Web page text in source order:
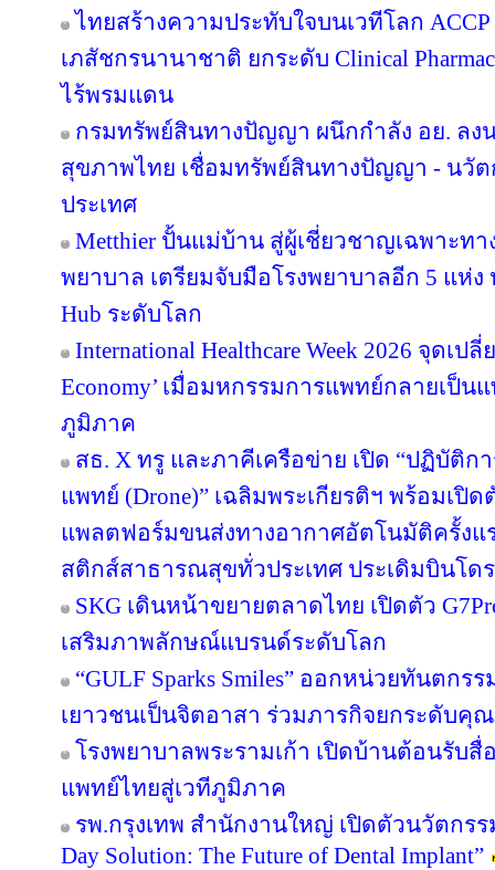
ไทยสร้างความประทับใจบนเวทีโลก ACCP
เภสัชกรนานาชาติ ยกระดับ Clinical
ไร้พรมแดน
กรมทรัพย์สินทางปัญญา ผนึกกำลัง อย. ล
สุขภาพไทย เชื่อมทรัพย์สินทางปัญญา - นวัต
ประเทศ
Metthier ปั้นแม่บ้าน สู่ผู้เชี่ยวชาญเฉพาะทา
พยาบาล เตรียมจับมือโรงพยาบาลอีก 5 แห่ง
Hub ระดับโลก
International Healthcare Week 2026 จุดเป
Economy’ เมื่อมหกรรมการแพทย์กลายเป็
ภูมิภาค
สธ. X ทรู และภาคีเครือข่าย เปิด “ปฏิบัติ
แพทย์ (Drone)” เฉลิมพระเกียรติฯ พร้อมเปิ
แพลตฟอร์มขนส่งทางอากาศอัตโนมัติครั้งแ
สติกส์สาธารณสุขทั่วประเทศ ประเดิมบินโ
SKG เดินหน้าขยายตลาดไทย เปิดตัว
เสริมภาพลักษณ์แบรนด์ระดับโลก
“GULF Sparks Smiles” ออกหน่วยทันตก
เยาวชนเป็นจิตอาสา ร่วมภารกิจยกระดับ
โรงพยาบาลพระรามเก้า เปิดบ้านต้อนรับ
แพทย์ไทยสู่เวทีภูมิภาค
รพ.กรุงเทพ สำนักงานใหญ่ เปิดตัวนวัตกร
Day Solution: The Future of Dental Implant”